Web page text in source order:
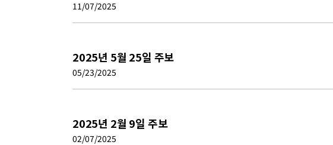
11/07/2025
2025년 5월 25일 주보
05/23/2025
2025년 2월 9일 주보
02/07/2025